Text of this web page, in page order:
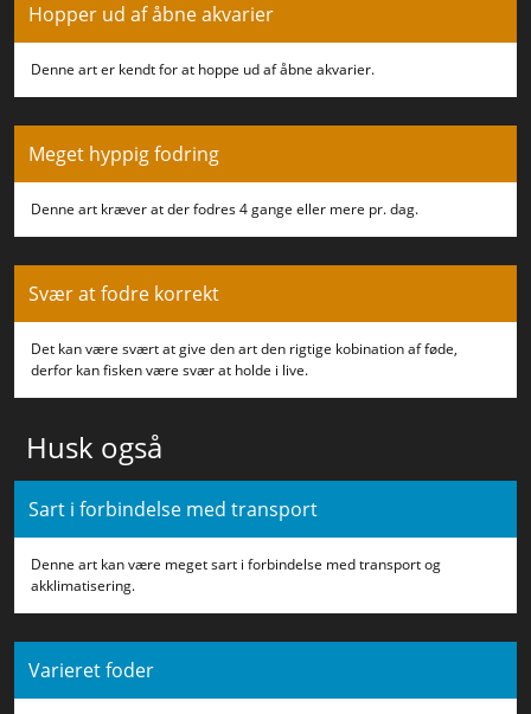
Hopper ud af åbne akvarier
Denne art er kendt for at hoppe ud af åbne akvarier.
Meget hyppig fodring
Denne art kræver at der fodres 4 gange eller mere pr. dag.
Svær at fodre korrekt
Det kan være svært at give den art den rigtige kobination af føde,
derfor kan fisken være svær at holde i live.
Husk også
Sart i forbindelse med transport
Denne art kan være meget sart i forbindelse med transport og
akklimatisering.
Varieret foder